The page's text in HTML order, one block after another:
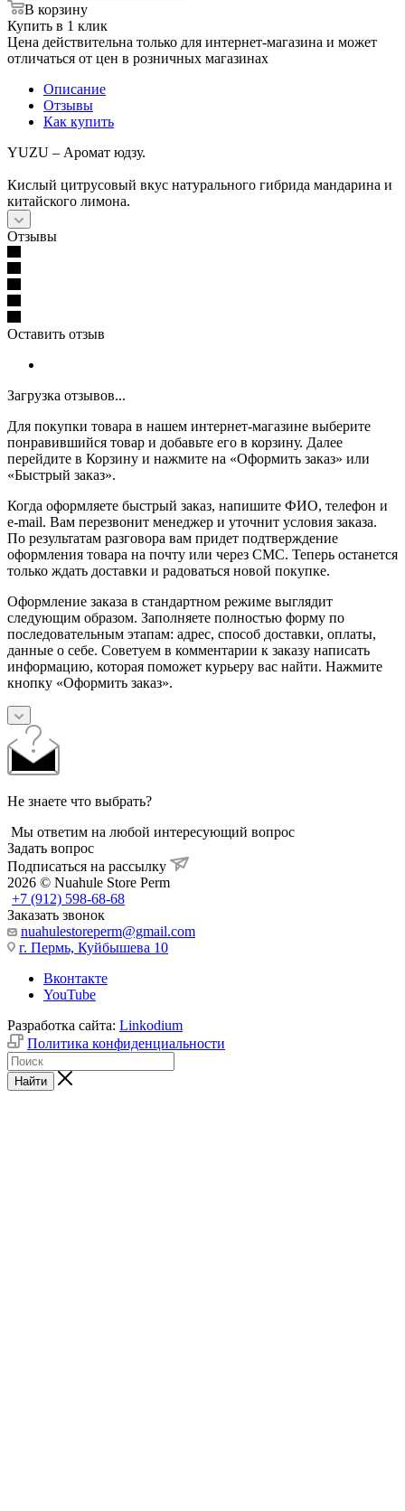
В корзину
Купить в 1 клик
Цена действительна только для интернет-магазина и может
отличаться от цен в розничных магазинах
Описание
Отзывы
Как купить
YUZU – Аромат юдзу.
Кислый цитрусовый вкус натурального гибрида мандарина и
китайского лимона.
Отзывы
Оставить отзыв
Загрузка отзывов...
Для покупки товара в нашем интернет-магазине выберите
понравившийся товар и добавьте его в корзину. Далее
перейдите в Корзину и нажмите на «Оформить заказ» или
«Быстрый заказ».
Когда оформляете быстрый заказ, напишите ФИО, телефон и
e-mail. Вам перезвонит менеджер и уточнит условия заказа.
По результатам разговора вам придет подтверждение
оформления товара на почту или через СМС. Теперь останется
только ждать доставки и радоваться новой покупке.
Оформление заказа в стандартном режиме выглядит
следующим образом. Заполняете полностью форму по
последовательным этапам: адрес, способ доставки, оплаты,
данные о себе. Советуем в комментарии к заказу написать
информацию, которая поможет курьеру вас найти. Нажмите
кнопку «Оформить заказ».
Не знаете что выбрать?
Мы ответим на любой интересующий вопрос
Задать вопрос
Подписаться на рассылку
2026 © Nuahule Store Perm
+7 (912) 598-68-68
Заказать звонок
nuahulestoreperm@gmail.com
г. Пермь, Куйбышева 10
Вконтакте
YouTube
Разработка сайта: Linkodium
Политика конфиденциальности
Найти